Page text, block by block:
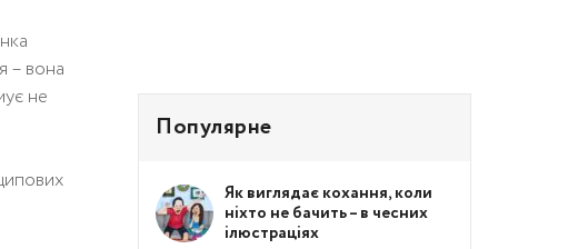
– вона
не
Популярне
Як виглядає кохання, коли
ніхто не бачить – в чесних
ілюстраціях